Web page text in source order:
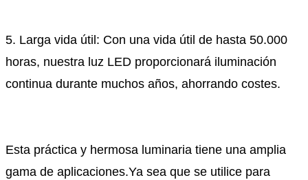
5. Larga vida útil: Con una vida útil de hasta 50.000
horas, nuestra luz LED proporcionará iluminación
continua durante muchos años, ahorrando costes.
Esta práctica y hermosa luminaria tiene una amplia
gama de aplicaciones.Ya sea que se utilice para